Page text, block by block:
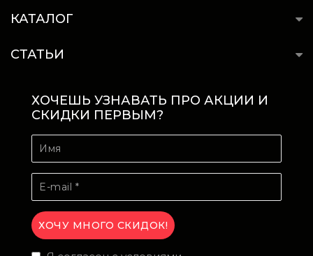
КАТАЛОГ
СТАТЬИ
ХОЧЕШЬ УЗНАВАТЬ ПРО АКЦИИ И
СКИДКИ ПЕРВЫМ?